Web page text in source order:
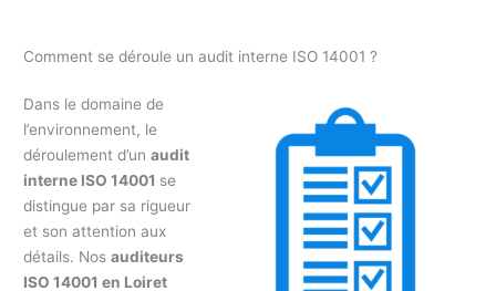
Comment se déroule un audit interne ISO 14001 ?
Dans le domaine de
l’environnement, le
déroulement d’unaudit
interne ISO 14001 se
distingue par sa rigueur
et son attention aux
détails. Nosauditeurs
ISO 14001 en Loiret